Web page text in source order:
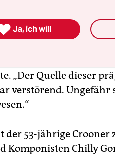
als nur einer Absteige.
nehmen musst‘ “,
„Der Quelle dieser
verstörend. Ungefähr
der 53-jährige Crooner
Komponisten Chilly
Ja, ich will